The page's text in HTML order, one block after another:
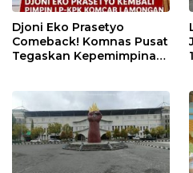
Djoni Eko Prasetyo
Comeback! Komnas Pusat
Tegaskan Kepemimpinan